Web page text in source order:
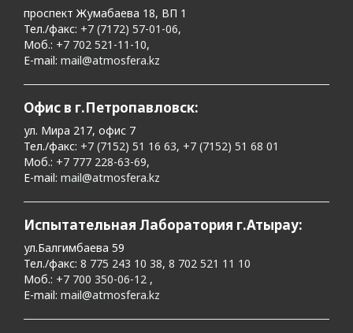
проспект Жумабаева 18, ВП 1
Тел./факс: +7 (7172) 57-01-06,
Моб.: +7 702 521-11-10,
E-mail: mail@atmosfera.kz
Офис в г.Петропавловск:
ул. Мира 217, офис 7
Тел./факс: +7 (7152) 51 16 63, +7 (7152) 51 68 01
Моб.: +7 777 228-63-69,
E-mail: mail@atmosfera.kz
Испытательная Лаборатория г.Атырау:
ул.Балгимбаева 59
Тел./факс: 8 775 243 10 38, 8 702 521 11 10
Моб.: +7 700 350-06-12 ,
E-mail: mail@atmosfera.kz